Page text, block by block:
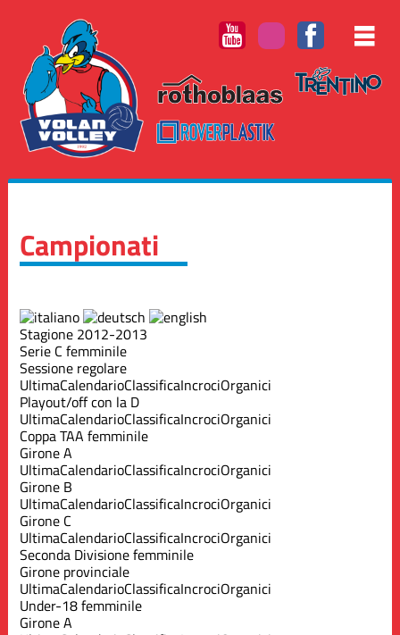
Campionati
Stagione 2012-2013
Serie C femminile
Sessione regolare
UltimaCalendarioClassificaIncrociOrganici
Playout/off con la D
UltimaCalendarioClassificaIncrociOrganici
Coppa TAA femminile
Girone A
UltimaCalendarioClassificaIncrociOrganici
Girone B
UltimaCalendarioClassificaIncrociOrganici
Girone C
UltimaCalendarioClassificaIncrociOrganici
Seconda Divisione femminile
Girone provinciale
UltimaCalendarioClassificaIncrociOrganici
Under-18 femminile
Girone A